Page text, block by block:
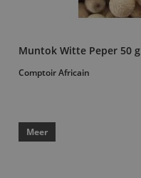
Muntok Witte Peper 50 g
Comptoir Africain
Meer